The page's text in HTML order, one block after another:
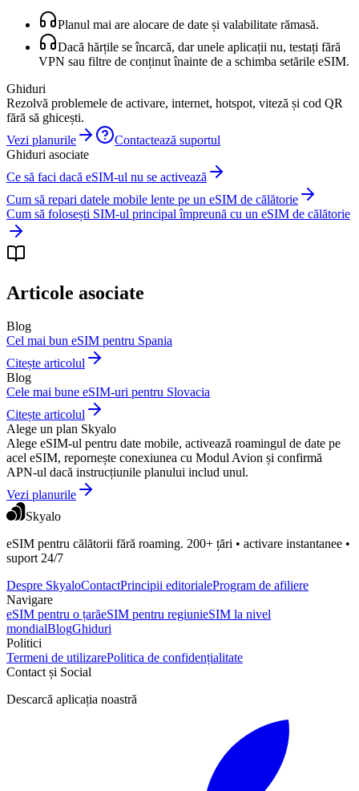
Planul mai are alocare de date și valabilitate rămasă.
Dacă hărțile se încarcă, dar unele aplicații nu, testați fără
VPN sau filtre de conținut înainte de a schimba setările eSIM.
Ghiduri
Rezolvă problemele de activare, internet, hotspot, viteză și cod QR
fără să ghicești.
Vezi planurile
Contactează suportul
Ghiduri asociate
Ce să faci dacă eSIM-ul nu se activează
Cum să repari datele mobile lente pe un eSIM de călătorie
Cum să folosești SIM-ul principal împreună cu un eSIM de călătorie
Articole asociate
Blog
Cel mai bun eSIM pentru Spania
Citește articolul
Blog
Cele mai bune eSIM-uri pentru Slovacia
Citește articolul
Alege un plan Skyalo
Alege eSIM-ul pentru date mobile, activează roamingul de date pe
acel eSIM, repornește conexiunea cu Modul Avion și confirmă
APN-ul dacă instrucțiunile planului includ unul.
Vezi planurile
Skyalo
eSIM pentru călătorii fără roaming. 200+ țări • activare instantanee •
suport 24/7
Despre SkyaloContactPrincipii editorialeProgram de afiliere
Navigare
eSIM pentru o țarăeSIM pentru regiunieSIM la nivel
mondialBlogGhiduri
Politici
Termeni de utilizarePolitica de confidențialitate
Contact și Social
Descarcă aplicația noastră